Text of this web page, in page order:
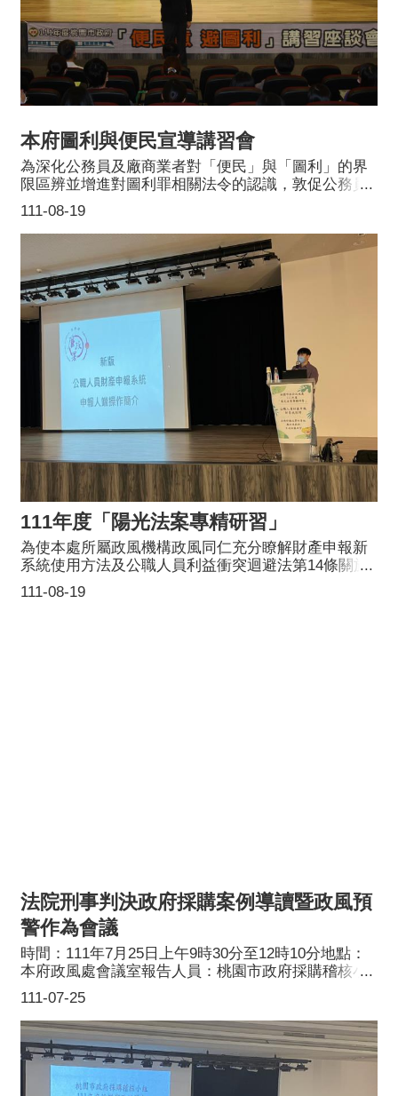
本府圖利與便民宣導講習會
111-08-19
為深化公務員及廠商業者對「便民」與「圖利」的界
限區辨並增進對圖利罪相關法令的認識，敦促公務員
依法行政及勇於任事，並向各界傳達政府行政透明與
簡政便民之理念，達成全民有感的施政認同目標，本
處規劃以廠商、業者與同仁為對象之圖利與便民宣導
系列活動，並鼓勵本府各機關結合其重點(風險)業
務，依地域或業務關聯性，共同合作，以發揮資源整
合，提升廉政行銷綜效。本府局處場於111年5月20日
(五)下午2時至5時30分辦理，由本府黃治峯秘書長致
詞，開幕式邀請本市觀音區富林國小（下稱富林國
小）展演以廉潔為主題之布袋戲，邀請臺灣桃園地方
檢察署陳建宇主任檢察官與法務部廉政署史正知副組
長擔任講師，分別講授圖利與便民之分際與廠商與公
務員易觸犯的刑事責任，現場反應熱烈。
111年度「陽光法案專精研習」
111-08-19
為使本處所屬政風機構政風同仁充分瞭解財產申報新
系統使用方法及公職人員利益衝突迴避法第14條關於
補助禁止及例外規定，本處訂於111年7月26日上午9
時20分至下午5時10分假桃園市綜合會議廳2樓會議廳
法院刑事判決政府採購案例導讀暨政風預
警作為會議
111-07-25
時間：111年7月25日上午9時30分至12時10分地點：
本府政風處會議室報告人員：桃園市政府採購稽核小
組 組員課題：法院判決案件導讀與會人員：本府政風
處所屬政風人員主辦單位：桃園市政府採購稽核小組